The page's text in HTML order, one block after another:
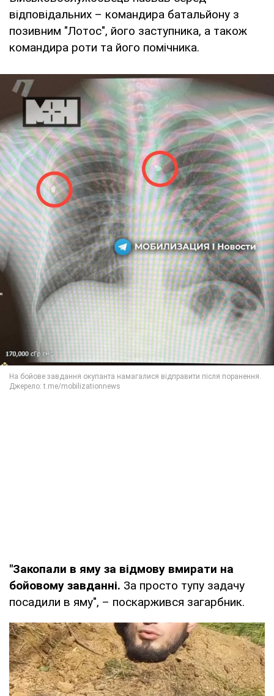
відповідальних – командира батальйону з
позивним "Лотос", його заступника, а також
командира роти та його помічника.
"Закопали в яму за відмову вмирати на
бойовому завданні. За просто тупу задачу
посадили в яму", – поскаржився загарбник.